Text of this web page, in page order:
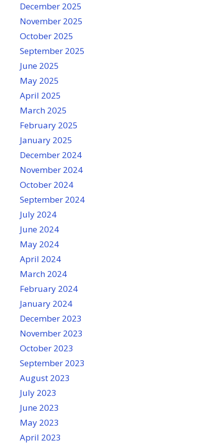
December 2025
November 2025
October 2025
September 2025
June 2025
May 2025
April 2025
March 2025
February 2025
January 2025
December 2024
November 2024
October 2024
September 2024
July 2024
June 2024
May 2024
April 2024
March 2024
February 2024
January 2024
December 2023
November 2023
October 2023
September 2023
August 2023
July 2023
June 2023
May 2023
April 2023